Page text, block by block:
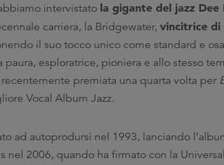
intervistato la gigante del jazz
carriera, la Bridgewater, vincitrice di
il suo tocco unico come standard e
paura, esploratrice, pioniera e allo stesso
premiata una quarta volta per
Vocal Album Jazz.
ad autoprodursi nel 1993, lanciando
nel 2006, quando ha firmato con la